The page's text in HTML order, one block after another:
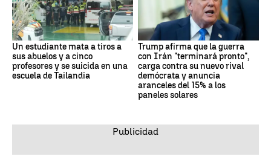
Un estudiante mata a tiros a
sus abuelos y a cinco
profesores y se suicida en una
escuela de Tailandia
Trump afirma que la guerra
con Irán "terminará pronto",
carga contra su nuevo rival
demócrata y anuncia
aranceles del 15% a los
paneles solares